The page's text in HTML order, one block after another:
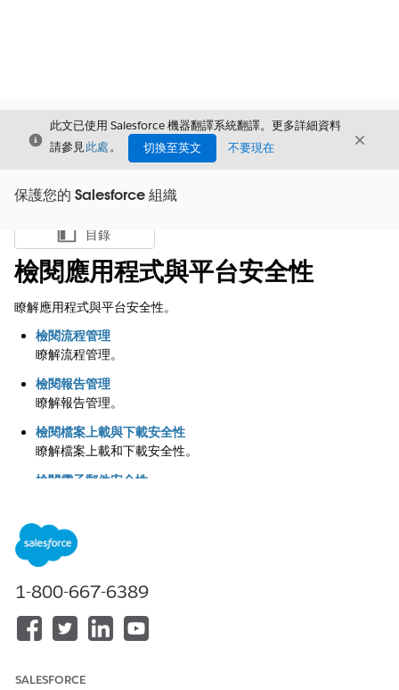
結束
此文已使用 Salesforce 機器翻譯系統翻譯。更多詳細資料
請參見此處。 切換至英文 不要現在 結束
保護您的 Salesforce 組織
顯示目錄
目錄
檢閱應用程式與平台安全性
瞭解應用程式與平台安全性。
檢閱流程管理
瞭解流程管理。
檢閱報告管理
瞭解報告管理。
檢閱檔案上載與下載安全性
瞭解檔案上載和下載安全性。
檢閱電子郵件安全性
檢閱 Omnistudio
瞭解設定 Omnistudio。
此文章是否解決您的問題？
1-800-667-6389
SALESFORCE